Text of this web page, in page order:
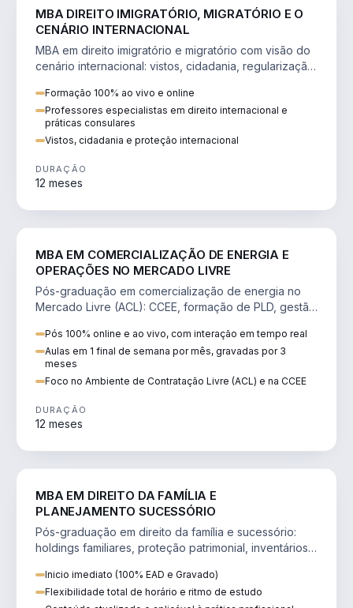
MBA DIREITO IMIGRATÓRIO, MIGRATÓRIO E O
CENÁRIO INTERNACIONAL
MBA em direito imigratório e migratório com visão do
cenário internacional: vistos, cidadania, regularização
Formação 100% ao vivo e online
Professores especialistas em direito internacional e
práticas consulares
Vistos, cidadania e proteção internacional
DURAÇÃO
12 meses
MBA EM COMERCIALIZAÇÃO DE ENERGIA E
OPERAÇÕES NO MERCADO LIVRE
Pós-graduação em comercialização de energia no
Mercado Livre (ACL): CCEE, formação de PLD, gestão
Pós 100% online e ao vivo, com interação em tempo real
Aulas em 1 final de semana por mês, gravadas por 3
meses
Foco no Ambiente de Contratação Livre (ACL) e na CCEE
DURAÇÃO
12 meses
MBA EM DIREITO DA FAMÍLIA E
PLANEJAMENTO SUCESSÓRIO
Pós-graduação em direito da família e sucessório:
holdings familiares, proteção patrimonial, inventários
Inicio imediato (100% EAD e Gravado)
Flexibilidade total de horário e ritmo de estudo